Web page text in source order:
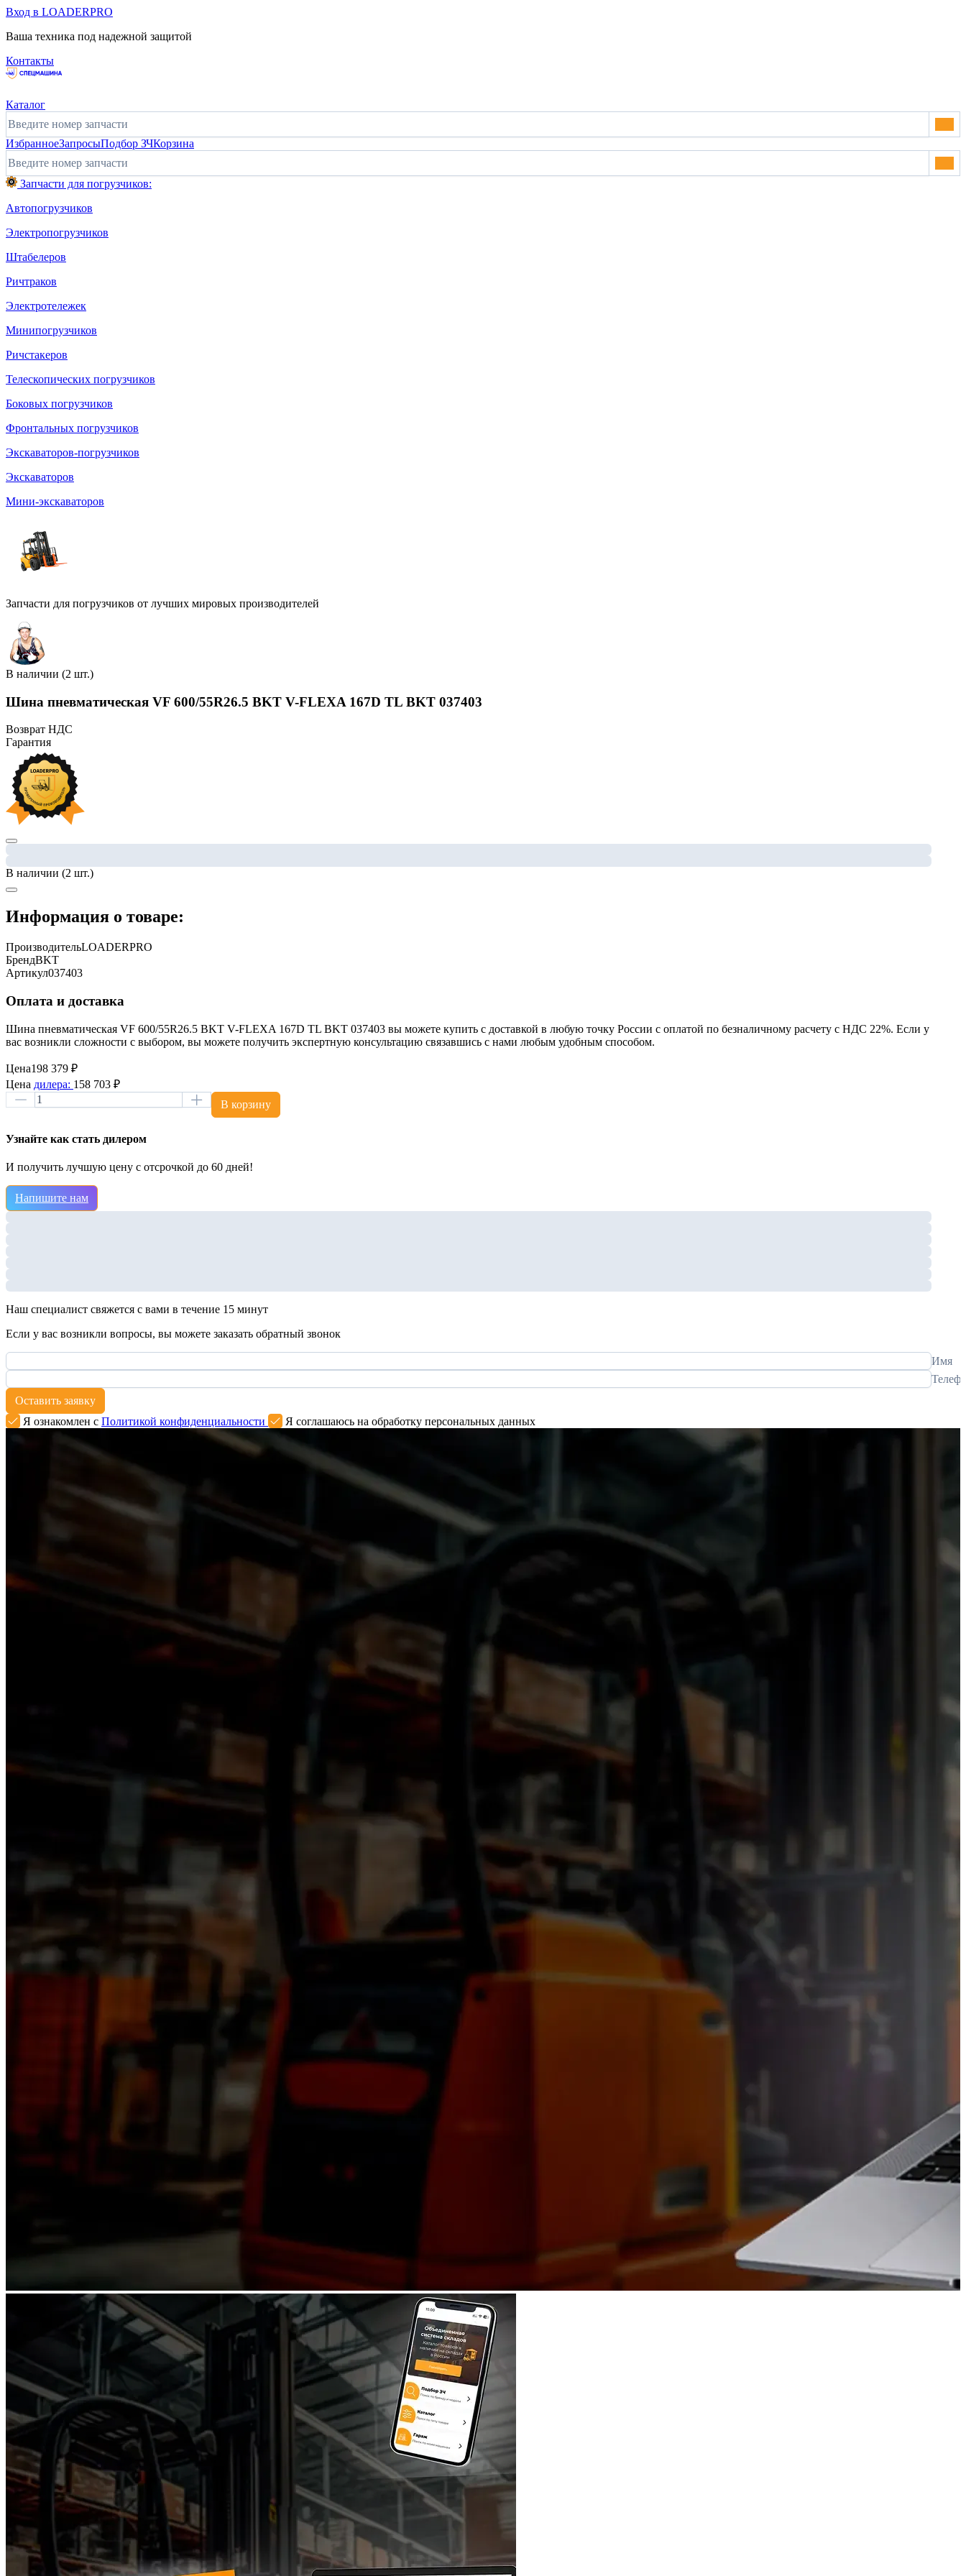
Вход в LOADERPRO
Ваша техника под надежной защитой
Контакты
Каталог
ИзбранноеЗапросыПодбор ЗЧКорзина
Запчасти для погрузчиков:
Автопогрузчиков
Электропогрузчиков
Штабелеров
Ричтраков
Электротележек
Минипогрузчиков
Ричстакеров
Телескопических погрузчиков
Боковых погрузчиков
Фронтальных погрузчиков
Экскаваторов-погрузчиков
Экскаваторов
Мини-экскаваторов
Запчасти для погрузчиков от лучших мировых производителей
В наличии (2 шт.)
Шина пневматическая VF 600/55R26.5 BKT V-FLEXA 167D TL BKT 037403
Возврат НДС
Гарантия
В наличии (2 шт.)
Информация о товаре:
ПроизводительLOADERPRO
БрендBKT
Артикул037403
Оплата и доставка
Шина пневматическая VF 600/55R26.5 BKT V-FLEXA 167D TL BKT 037403 вы можете купить с доставкой в любую точку России с оплатой по безналичному расчету с НДС 22%. Если у
вас возникли сложности с выбором, вы можете получить экспертную консультацию связавшись с нами любым удобным способом.
Цена198 379 ₽
Цена дилера: 158 703 ₽
В корзину
Узнайте как стать дилером
И получить лучшую цену с отсрочкой до 60 дней!
Напишите нам
Наш специалист свяжется с вами в течение 15 минут
Если у вас возникли вопросы, вы можете заказать обратный звонок
Имя
Оставить заявку
Я ознакомлен с Политикой конфиденциальности Я соглашаюсь на обработку персональных данных